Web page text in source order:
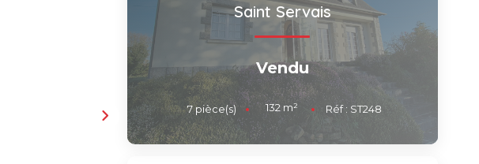
Saint Servais
Vendu
7pièce(s) 132 m² Réf : ST248